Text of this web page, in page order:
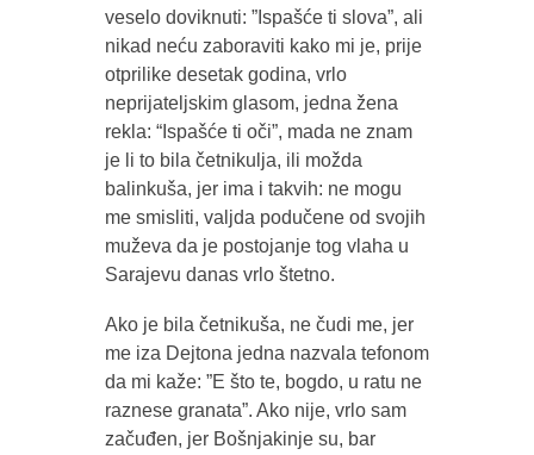
veselo doviknuti: ”Ispašće ti slova”, ali
nikad neću zaboraviti kako mi je, prije
otprilike desetak godina, vrlo
neprijateljskim glasom, jedna žena
rekla: “Ispašće ti oči”, mada ne znam
je li to bila četnikulja, ili možda
balinkuša, jer ima i takvih: ne mogu
me smisliti, valjda podučene od svojih
muževa da je postojanje tog vlaha u
Sarajevu danas vrlo štetno.
Ako je bila četnikuša, ne čudi me, jer
me iza Dejtona jedna nazvala tefonom
da mi kaže: ”E što te, bogdo, u ratu ne
raznese granata”. Ako nije, vrlo sam
začuđen, jer Bošnjakinje su, bar